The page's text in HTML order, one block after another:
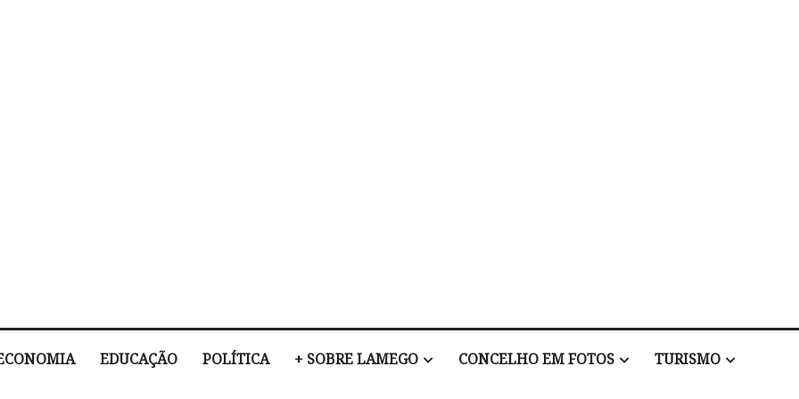
EDUCAÇÃO POLÍTICA + SOBRE LAMEGO CONCELHO EM FOTOS TURISMO